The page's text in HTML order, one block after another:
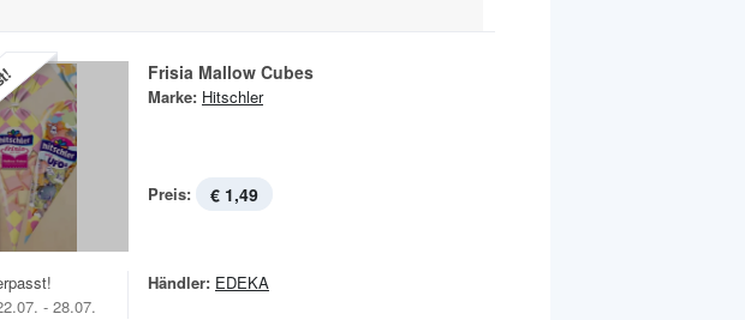
Frisia Mallow Cubes
Marke: Hitschler
Preis: € 1,49
- 28.07.
Händler: EDEKA